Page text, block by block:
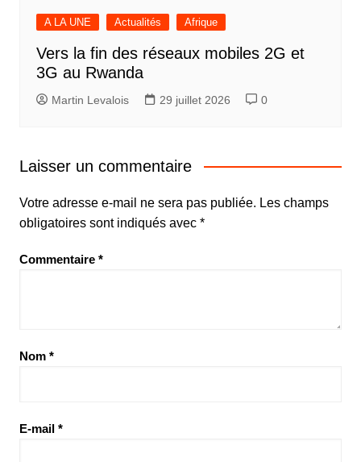
A LA UNE Actualités Afrique
Vers la fin des réseaux mobiles 2G et
3G au Rwanda
Martin Levalois 29 juillet 2026 0
Laisser un commentaire
Votre adresse e-mail ne sera pas publiée. Les champs
obligatoires sont indiqués avec *
Commentaire *
Nom *
E-mail *